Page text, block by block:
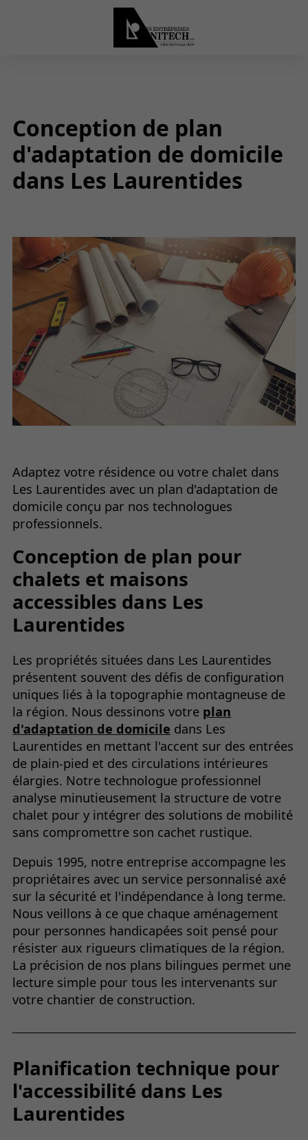
Conception de plan
d'adaptation de domicile
dans Les Laurentides
Adaptez votre résidence ou votre chalet dans
Les Laurentides avec un plan d'adaptation de
domicile conçu par nos technologues
professionnels.
Conception de plan pour
chalets et maisons
accessibles dans Les
Laurentides
Les propriétés situées dans Les Laurentides
présentent souvent des défis de configuration
uniques liés à la topographie montagneuse de
la région. Nous dessinons votre plan
d'adaptation de domicile dans Les
Laurentides en mettant l'accent sur des entrées
de plain-pied et des circulations intérieures
élargies. Notre technologue professionnel
analyse minutieusement la structure de votre
chalet pour y intégrer des solutions de mobilité
sans compromettre son cachet rustique.
Depuis 1995, notre entreprise accompagne les
propriétaires avec un service personnalisé axé
sur la sécurité et l'indépendance à long terme.
Nous veillons à ce que chaque aménagement
pour personnes handicapées soit pensé pour
résister aux rigueurs climatiques de la région.
La précision de nos plans bilingues permet une
lecture simple pour tous les intervenants sur
votre chantier de construction.
Planification technique pour
l'accessibilité dans Les
Laurentides